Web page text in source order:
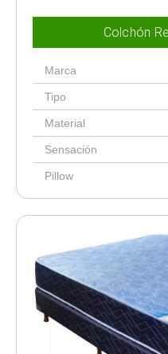
Colchón
Marca
Tipo
Material
Sensación
Pillow